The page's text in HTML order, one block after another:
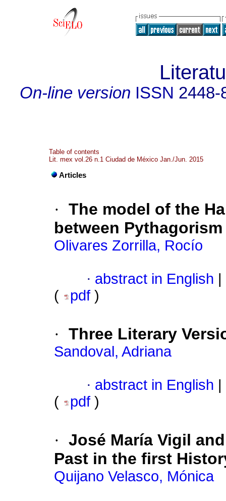
On-line version ISSN 2448-
Table of contents
Lit. mex vol.26 n.1 Ciudad de México Jan./Jun. 2015
Articles
· The model of the
between
Olivares Zorrilla, Rocío
· abstract in English
(
pdf )
· Three Literary
Sandoval, Adriana
· abstract in English
(
pdf )
· José María Vigil
Past in the first
Quijano Velasco, Mónica